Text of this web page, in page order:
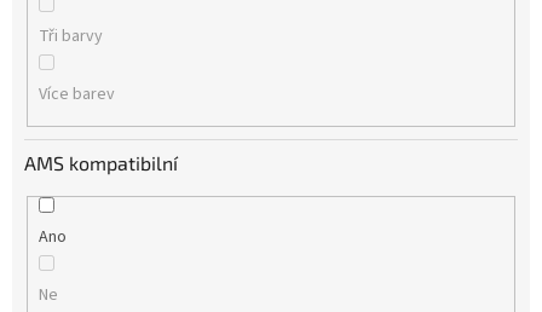
Tři barvy
Více barev
AMS kompatibilní
Ano
Ne